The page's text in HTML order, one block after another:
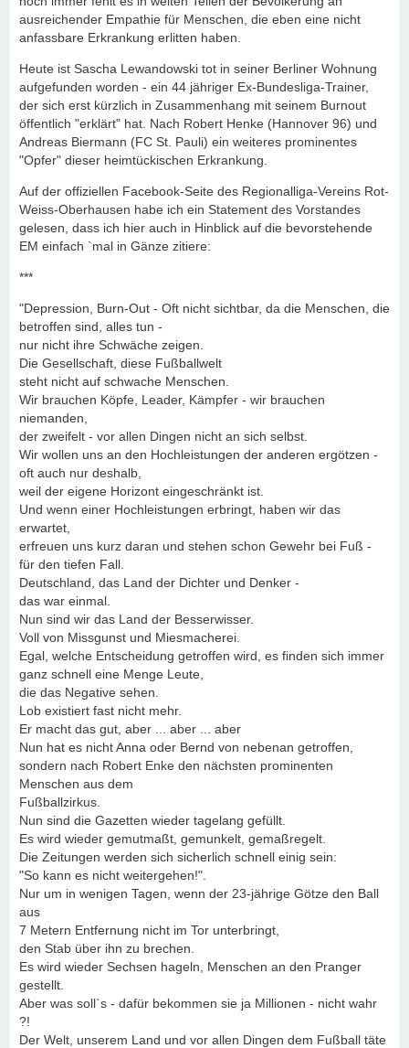
ausreichender Empathie für Menschen, die eben eine nicht
anfassbare Erkrankung erlitten haben.
Heute ist Sascha Lewandowski tot in seiner Berliner Wohnung
aufgefunden worden - ein 44 jähriger Ex-Bundesliga-Trainer,
der sich erst kürzlich in Zusammenhang mit seinem Burnout
öffentlich "erklärt" hat. Nach Robert Henke (Hannover 96) und
Andreas Biermann (FC St. Pauli) ein weiteres prominentes
"Opfer" dieser heimtückischen Erkrankung.
Auf der offiziellen Facebook-Seite des Regionalliga-Vereins Rot-
Weiss-Oberhausen habe ich ein Statement des Vorstandes
gelesen, dass ich hier auch in Hinblick auf die bevorstehende
EM einfach `mal in Gänze zitiere:
***
"Depression, Burn-Out - Oft nicht sichtbar, da die Menschen, die
betroffen sind, alles tun -
nur nicht ihre Schwäche zeigen.
Die Gesellschaft, diese Fußballwelt
steht nicht auf schwache Menschen.
Wir brauchen Köpfe, Leader, Kämpfer - wir brauchen
niemanden,
der zweifelt - vor allen Dingen nicht an sich selbst.
Wir wollen uns an den Hochleistungen der anderen ergötzen -
oft auch nur deshalb,
weil der eigene Horizont eingeschränkt ist.
Und wenn einer Hochleistungen erbringt, haben wir das
erwartet,
erfreuen uns kurz daran und stehen schon Gewehr bei Fuß -
für den tiefen Fall.
Deutschland, das Land der Dichter und Denker -
das war einmal.
Nun sind wir das Land der Besserwisser.
Voll von Missgunst und Miesmacherei.
Egal, welche Entscheidung getroffen wird, es finden sich immer
ganz schnell eine Menge Leute,
die das Negative sehen.
Lob existiert fast nicht mehr.
Er macht das gut, aber ... aber ... aber
Nun hat es nicht Anna oder Bernd von nebenan getroffen,
sondern nach Robert Enke den nächsten prominenten
Menschen aus dem
Fußballzirkus.
Nun sind die Gazetten wieder tagelang gefüllt.
Es wird wieder gemutmaßt, gemunkelt, gemaßregelt.
Die Zeitungen werden sich sicherlich schnell einig sein:
"So kann es nicht weitergehen!".
Nur um in wenigen Tagen, wenn der 23-jährige Götze den Ball
aus
7 Metern Entfernung nicht im Tor unterbringt,
den Stab über ihn zu brechen.
Es wird wieder Sechsen hageln, Menschen an den Pranger
gestellt.
Aber was soll`s - dafür bekommen sie ja Millionen - nicht wahr
?!
Der Welt, unserem Land und vor allen Dingen dem Fußball täte